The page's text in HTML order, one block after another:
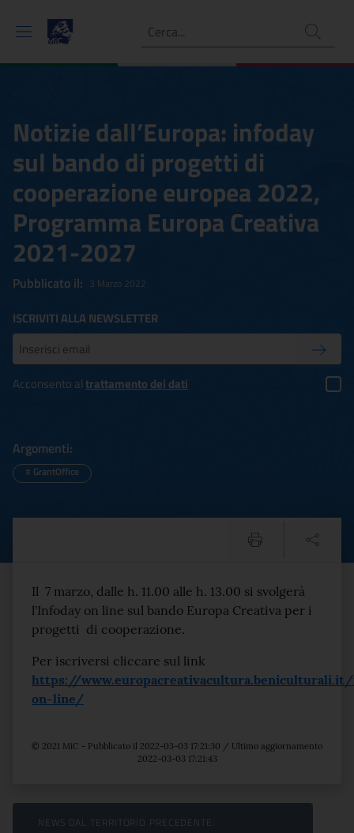
Ricerca
Notizie dall’Europa: infoday
sul bando di progetti di
cooperazione europea 2022,
Programma Europa Creativa
2021-2027
Pubblicato il: 3 Marzo 2022
ISCRIVITI ALLA NEWSLETTER
Inserisci la tua mail
Acconsento altrattamento dei dati
Argomenti:
# GrantOffice
Notizie dall’Europa:
Testo del comunicato
Il 7 marzo, dalle h. 11.00 alle h. 13.00 si svolgerà
l'Infoday on line sul bando Europa Creativa per i
progetti di cooperazione.
Per iscriversi cliccare sul link
https://
on-line/
© 2021 MiC - Pubblicato il 2022-03-03 17:21:30 / Ultimo aggiornamento
2022-03-03 17:21:43
Sfoglia comunicati
NEWS DAL TERRITORIO PRECEDENTE: